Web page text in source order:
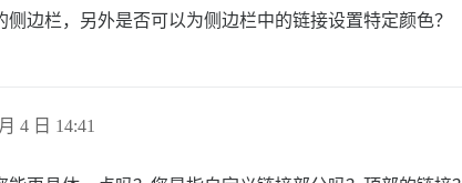
边栏，另外是否可以为侧边栏中的链接设置特定颜色？
4 日 14:41